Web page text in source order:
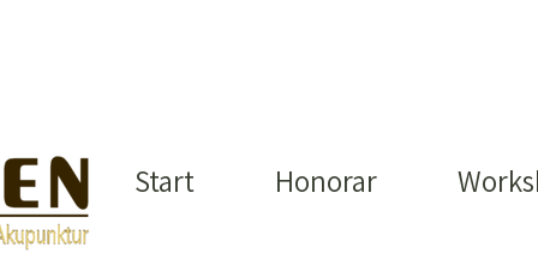
Start Honorar